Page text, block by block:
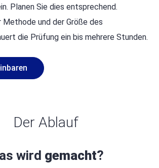
Planen Sie dies entsprechend.
Methode und der Größe des
die Prüfung ein bis mehrere Stunden.
Der Ablauf
wird gemacht?